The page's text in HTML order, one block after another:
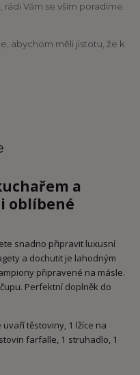
Vám se vším poradíme.
abychom měli jistotu, že k
a
oblíbené
snadno připravit luxusní
a dochutit je lahodným
připravené na másle.
Perfektní doplněk do
uvaří těstoviny, 1 lžíce na
farfalle, 1 struhadlo, 1